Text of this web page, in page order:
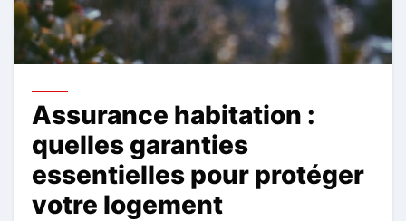
Assurance habitation :
quelles garanties
essentielles pour protéger
votre logement